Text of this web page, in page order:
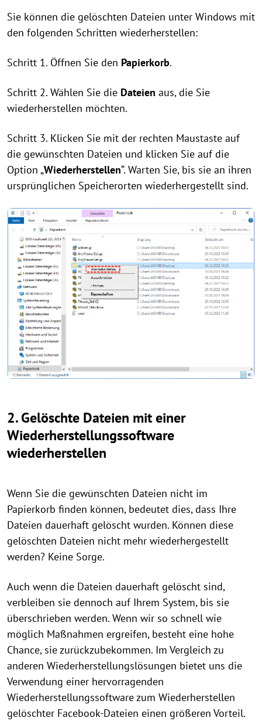
Sie können die gelöschten Dateien unter Windows mit
den folgenden Schritten wiederherstellen:
Schritt 1. Öffnen Sie den Papierkorb.
Schritt 2. Wählen Sie die Dateien aus, die Sie
wiederherstellen möchten.
Schritt 3. Klicken Sie mit der rechten Maustaste auf
die gewünschten Dateien und klicken Sie auf die
Option „Wiederherstellen“. Warten Sie, bis sie an ihren
ursprünglichen Speicherorten wiederhergestellt sind.
2. Gelöschte Dateien mit einer
Wiederherstellungssoftware
wiederherstellen
Wenn Sie die gewünschten Dateien nicht im
Papierkorb finden können, bedeutet dies, dass Ihre
Dateien dauerhaft gelöscht wurden. Können diese
gelöschten Dateien nicht mehr wiederhergestellt
werden? Keine Sorge.
Auch wenn die Dateien dauerhaft gelöscht sind,
verbleiben sie dennoch auf Ihrem System, bis sie
überschrieben werden. Wenn wir so schnell wie
möglich Maßnahmen ergreifen, besteht eine hohe
Chance, sie zurückzubekommen. Im Vergleich zu
anderen Wiederherstellungslösungen bietet uns die
Verwendung einer hervorragenden
Wiederherstellungssoftware zum Wiederherstellen
gelöschter Facebook-Dateien einen größeren Vorteil.